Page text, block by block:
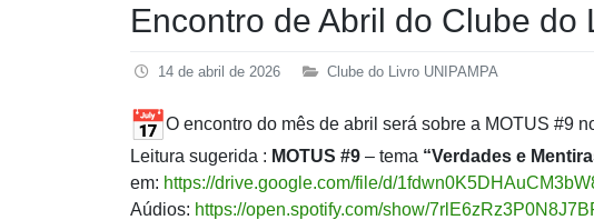
Encontro de Abril do Clube do
14 de abril de 2026 Clube do Livro UNIPAMPA
O encontro do mês de abril será sobre a MOTUS #9
Leitura sugerida : MOTUS #9 – tema “Verdades e
em: https://drive.google.com/file/d/
Aúdios: https://open.spotify.com/show/